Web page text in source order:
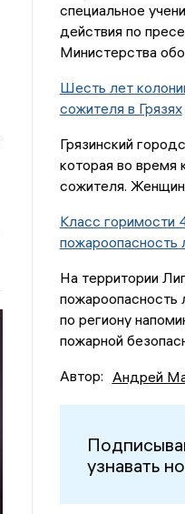
специальное
действия по
Министерства
Шесть лет
сожителя в Грязях
Грязинский
которая во время
сожителя.
Класс горимости
пожароопасность
На территории
по региону
пожарной
Автор: Андрей
узнавать